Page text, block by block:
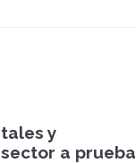
y
a prueba